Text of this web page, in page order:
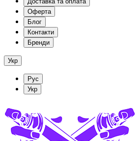
Оферта
Блог
Контакти
Бренди
Укр
Рус
Укр